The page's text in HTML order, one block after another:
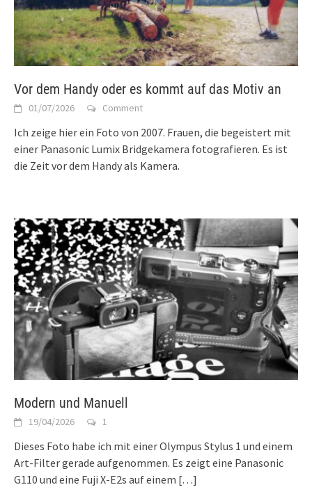
Vor dem Handy oder es kommt auf das Motiv an
01/07/2026 Comment
Ich zeige hier ein Foto von 2007. Frauen, die begeistert mit
einer Panasonic Lumix Bridgekamera fotografieren. Es ist
die Zeit vor dem Handy als Kamera.
Modern und Manuell
19/04/2026 1
Dieses Foto habe ich mit einer Olympus Stylus 1 und einem
Art-Filter gerade aufgenommen. Es zeigt eine Panasonic
G110 und eine Fuji X-E2s auf einem […]